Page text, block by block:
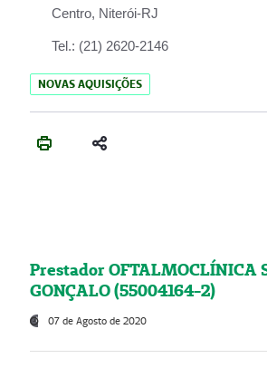
Centro, Niterói-RJ
Tel.: (21) 2620-2146
NOVAS AQUISIÇÕES
Prestador OFTALMOCLÍNICA
GONÇALO (55004164-2)
07 de Agosto de 2020